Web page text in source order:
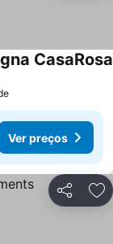
CasaRosa
Ver preços
Partilhar